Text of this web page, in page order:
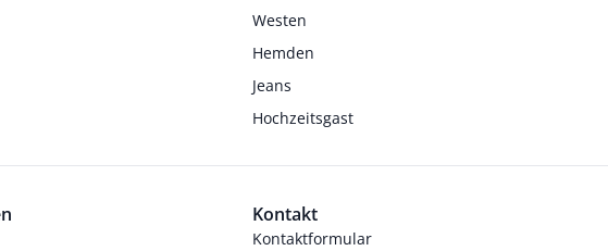
Westen
Hemden
Jeans
Hochzeitsgast
Kontakt
Kontaktformular